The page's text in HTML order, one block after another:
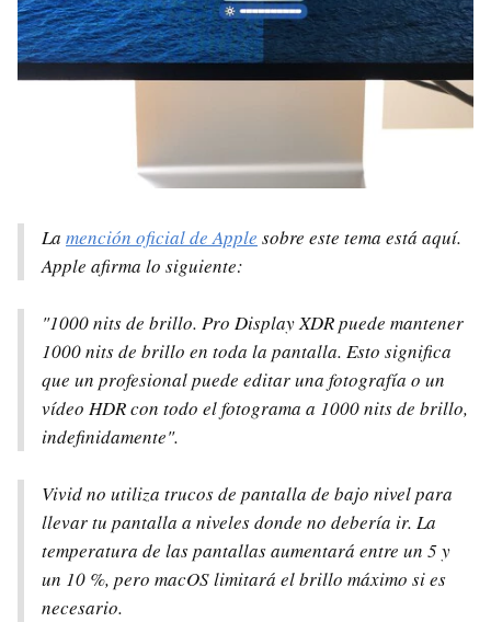
La mención oficial de Apple sobre este tema está aquí.
Apple afirma lo siguiente:
"1000 nits de brillo. Pro Display XDR puede mantener
1000 nits de brillo en toda la pantalla. Esto significa
que un profesional puede editar una fotografía o un
vídeo HDR con todo el fotograma a 1000 nits de brillo,
indefinidamente".
Vivid no utiliza trucos de pantalla de bajo nivel para
llevar tu pantalla a niveles donde no debería ir. La
temperatura de las pantallas aumentará entre un 5 y
un 10 %, pero macOS limitará el brillo máximo si es
necesario.